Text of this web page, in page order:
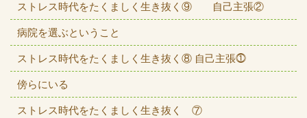
ストレス時代をたくましく生き抜く⑨ 自己主張②
病院を選ぶということ
ストレス時代をたくましく生き抜く⑧ 自己主張⓵
傍らにいる
ストレス時代をたくましく生き抜く ⑦